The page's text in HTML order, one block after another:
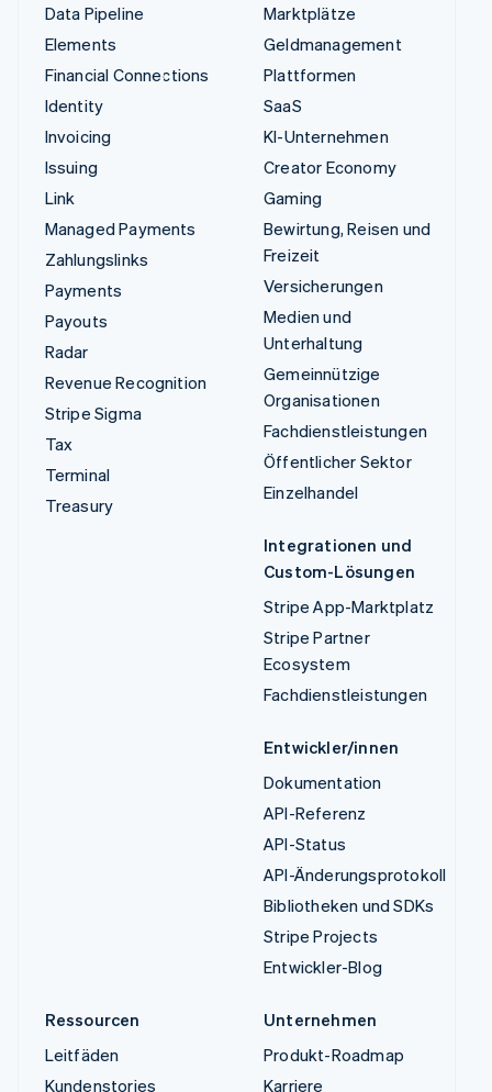
Data Pipeline
Elements
Financial Connections
Identity
Invoicing
Issuing
Link
Managed Payments
Zahlungslinks
Payments
Payouts
Radar
Revenue Recognition
Stripe Sigma
Tax
Terminal
Treasury
Marktplätze
Geldmanagement
Plattformen
SaaS
KI-Unternehmen
Creator Economy
Gaming
Bewirtung, Reisen und
Freizeit
Versicherungen
Medien und
Unterhaltung
Gemeinnützige
Organisationen
Fachdienstleistungen
Öffentlicher Sektor
Einzelhandel
Integrationen und
Custom-Lösungen
Stripe App-Marktplatz
Stripe Partner
Ecosystem
Fachdienstleistungen
Entwickler/innen
Dokumentation
API-Referenz
API-Status
API-Änderungsprotokoll
Bibliotheken und SDKs
Stripe Projects
Entwickler-Blog
Ressourcen
Leitfäden
Kundenstories
Unternehmen
Produkt-Roadmap
Karriere